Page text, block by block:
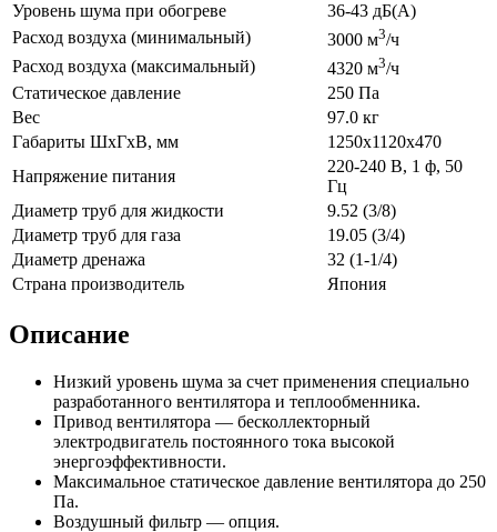
Уровень шума при обогреве
36-43 дБ(А)
Расход воздуха (минимальный)
3000 м3/ч
Расход воздуха (максимальный)
4320 м3/ч
Статическое давление
250 Па
Вес
97.0 кг
Габариты ШхГхВ, мм
1250x1120x470
Напряжение питания
220-240 В, 1 ф, 50
Гц
Диаметр труб для жидкости
9.52 (3/8)
Диаметр труб для газа
19.05 (3/4)
Диаметр дренажа
32 (1-1/4)
Страна производитель
Япония
Описание
Низкий уровень шума за счет применения специально
разработанного вентилятора и теплообменника.
Привод вентилятора — бесколлекторный
электродвигатель постоянного тока высокой
энергоэффективности.
Максимальное статическое давление вентилятора до 250
Па.
Воздушный фильтр — опция.